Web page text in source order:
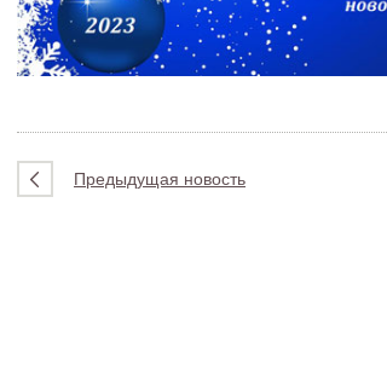
Предыдущая новость